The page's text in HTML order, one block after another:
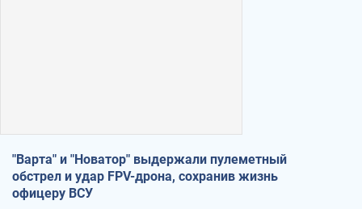
"Варта" и "Новатор" выдержали пулеметный
обстрел и удар FPV-дрона, сохранив жизнь
офицеру ВСУ